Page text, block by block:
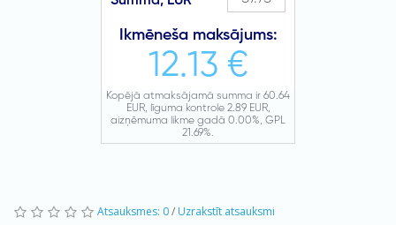
Atsauksmes: 0/ Uzrakstīt atsauksmi